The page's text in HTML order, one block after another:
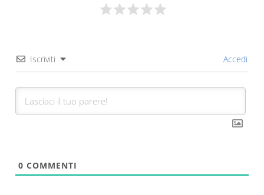
Iscriviti Accedi
0 COMMENTI